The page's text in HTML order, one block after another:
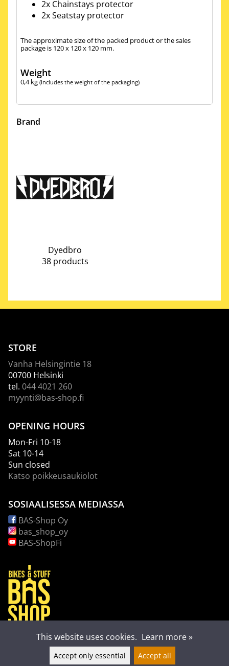
2x Chainstays protector
2x Seatstay protector
The approximate size of the packed product or the sales
package is 120 x 120 x 120 mm.
Weight
0,4kg (Includes the weight of the packaging)
Brand
Dyedbro
38 products
STORE
Vanha Helsingintie 18
00700 Helsinki
tel. 044 4021 260
myynti@bas-shop.fi
OPENING HOURS
Mon-Fri 10-18
Sat 10-14
Sun closed
Katso poikkeusaukiolot
SOSIAALISESSA MEDIASSA
BAS-Shop Oy
bas_shop_oy
BAS-ShopFi
This website uses cookies. Learn more »
Accept only essential Accept all